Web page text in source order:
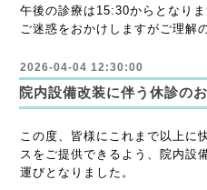
午後の診療は15:30からとなりま
ご迷惑をおかけしますがご理解
2026-04-04 12:30:00
院内設備改装に伴う休診の
この度、皆様にこれまで以上に
スをご提供できるよう、院内設
運びとなりました。